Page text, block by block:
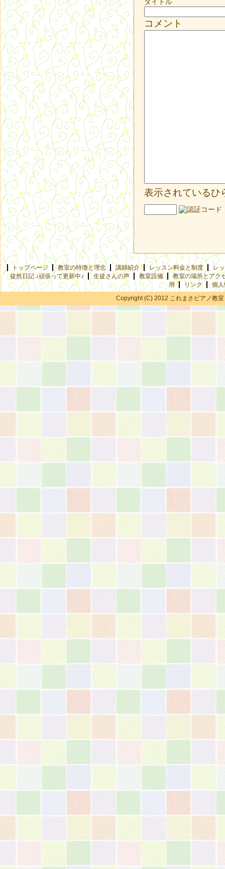
コメント
表示されているひ
トップページ 教室の特徴と理念 講師紹介 レッスン料金と制度
レ
徒然日記 ♪頑張って更新中♪
生徒さんの声 教室設備
教室の場所とアク
用
リンク
個
Copyright (C) 2012 これまさピアノ教